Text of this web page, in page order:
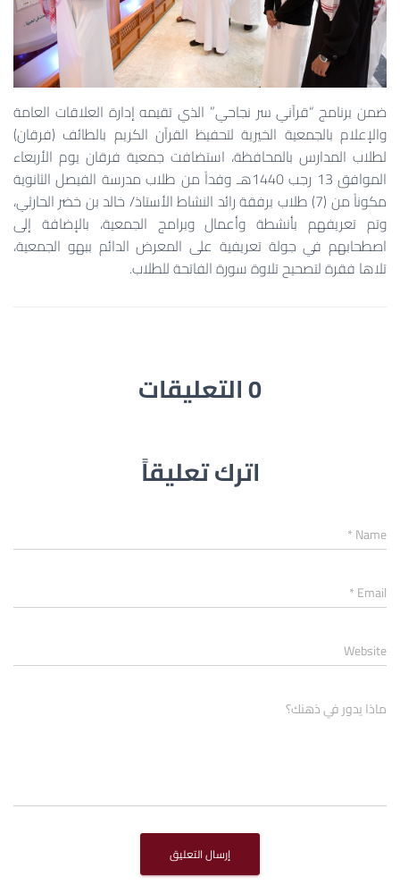
ضمن برنامج “قرآني سر نجاحي” الذي تقيمه إدارة العلاقات العامة
والإعلام بالجمعية الخيرية لتحفيظ القرآن الكريم بالطائف (فرقان)
لطلاب المدارس بالمحافظة، استضافت جمعية فرقان يوم الأربعاء
الموافق 13 رجب 1440هـ وفداً من طلاب مدرسة الفيصل الثانوية
مكوناً من (7) طلاب برفقة رائد النشاط الأستاذ/ خالد بن خضر الحارثي،
وتم تعريفهم بأنشطة وأعمال وبرامج الجمعية، بالإضافة إلى
اصطحابهم في جولة تعريفية على المعرض الدائم ببهو الجمعية،
تلاها فقرة لتصحيح تلاوة سورة الفاتحة للطلاب.
0 التعليقات
اترك تعليقاً
Name
*
Email
*
Website
ماذا يدور في ذهنك؟